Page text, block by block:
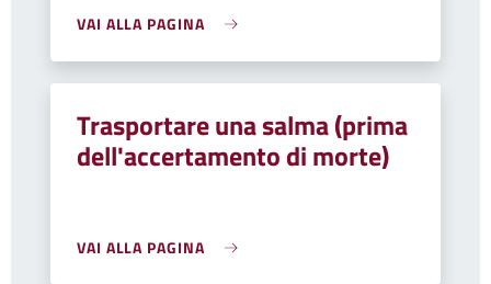
VAI ALLA PAGINA
Trasportare una salma (prima
dell'accertamento di morte)
VAI ALLA PAGINA